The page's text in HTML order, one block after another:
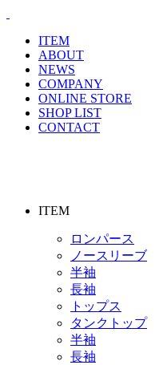
ITEM
ABOUT
NEWS
COMPANY
ONLINE STORE
SHOP LIST
CONTACT
ITEM
ロンパース
ノースリーブ
半袖
⻑袖
トップス
タンクトップ
半袖
⻑袖